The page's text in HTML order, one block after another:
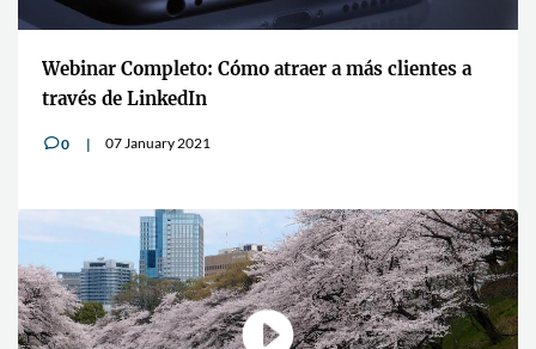
Webinar Completo: Cómo atraer a más clientes a
través de LinkedIn
v0 07 January 2021